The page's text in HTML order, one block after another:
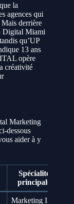
la
agences qui
derrière
Digital Miami
qu’UP
13 ans
opère
créativité
Marketing
dessous
aider à y
Spécialité
principale
Marketing IA,